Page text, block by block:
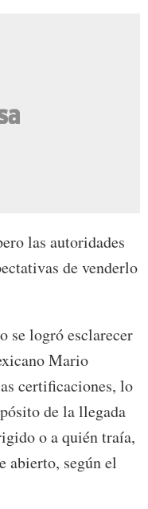
las autoridades
de venderlo
se logró esclarecer
Mario
certificaciones, lo
de la llegada
o a quién traía,
abierto, según el